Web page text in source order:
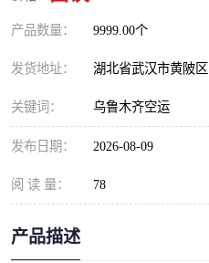
产品数量： 9999.00个
发货地址： 湖北省武汉市黄陂区
关键词： 乌鲁木齐空运
发布日期： 2026-08-09
阅 读 量： 78
产品描述